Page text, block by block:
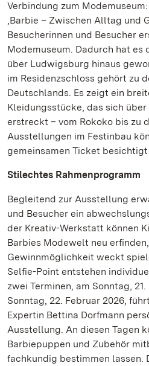
Verbindung zum
‚Barbie – Zwischen Alltag und
Besucherinnen und Besucher
Modemuseum. Dadurch hat es
über Ludwigsburg hinaus
im Residenzschloss gehört zu
Deutschlands. Es zeigt ein
Kleidungsstücke, das sich
erstreckt – vom Rokoko bis zu
Ausstellungen im Festinbau
gemeinsamen Ticket
Stilechtes Rahmenprogramm
Begleitend zur Ausstellung
und Besucher ein
der Kreativ-Werkstatt können
Barbies Modewelt neu
Gewinnmöglichkeit weckt
Selfie-Point entstehen
zwei Terminen, am Sonntag,
Sonntag, 22. Februar 2026,
Expertin Bettina Dorfmann
Ausstellung. An diesen Tagen
Barbiepuppen und Zubehör
fachkundig bestimmen lassen.